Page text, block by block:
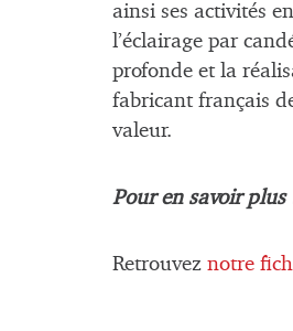
ainsi ses activités
l’éclairage par
profonde et la
fabricant français
valeur.
Pour en savoir plus
Retrouvez notre